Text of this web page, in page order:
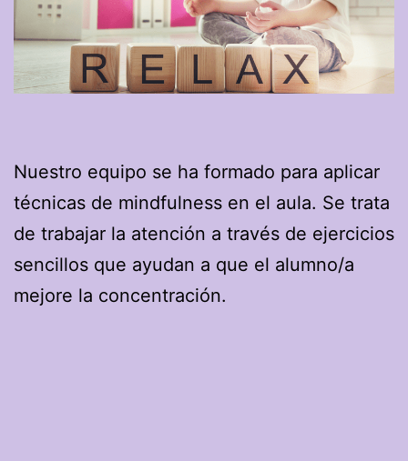
Nuestro equipo se ha formado para aplicar
técnicas de mindfulness en el aula. Se trata
de trabajar la atención a través de ejercicios
sencillos que ayudan a que el alumno/a
mejore la concentración.